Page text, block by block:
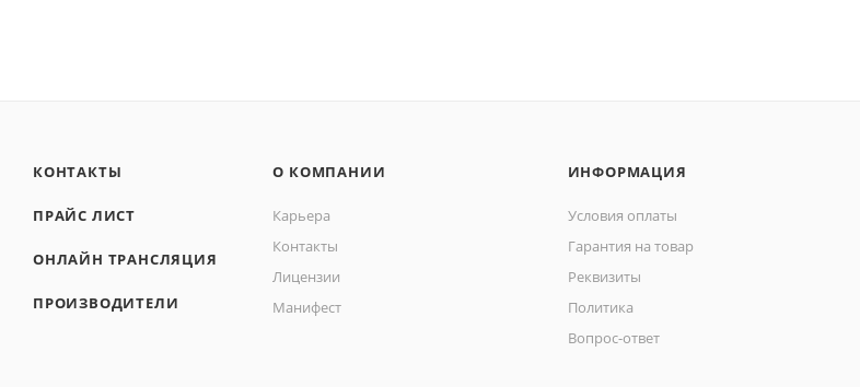
КОНТАКТЫ
ПРАЙС ЛИСТ
ОНЛАЙН ТРАНСЛЯЦИЯ
ПРОИЗВОДИТЕЛИ
О КОМПАНИИ
Карьера
Контакты
Лицензии
Манифест
ИНФОРМАЦИЯ
Условия оплаты
Гарантия на товар
Реквизиты
Политика
Вопрос-ответ